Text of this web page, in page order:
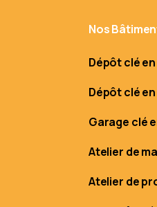
Nos
Dépôt clé en
Dépôt clé en
Garage clé
Atelier de
Atelier de